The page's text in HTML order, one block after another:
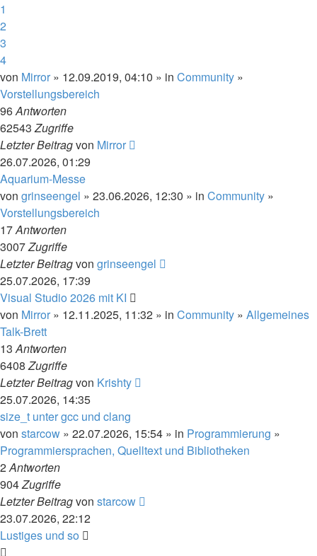
1
2
3
4
von Mirror » 12.09.2019, 04:10 » in Community »
Vorstellungsbereich
96Antworten
62543Zugriffe
Letzter Beitragvon Mirror
26.07.2026, 01:29
Aquarium-Messe
von grinseengel » 23.06.2026, 12:30 » in Community »
Vorstellungsbereich
17Antworten
3007Zugriffe
Letzter Beitragvon grinseengel
25.07.2026, 17:39
Visual Studio 2026 mit KI
von Mirror » 12.11.2025, 11:32 » in Community » Allgemeines
Talk-Brett
13Antworten
6408Zugriffe
Letzter Beitragvon Krishty
25.07.2026, 14:35
size_t unter gcc und clang
von starcow » 22.07.2026, 15:54 » in Programmierung »
Programmiersprachen, Quelltext und Bibliotheken
2Antworten
904Zugriffe
Letzter Beitragvon starcow
23.07.2026, 22:12
Lustiges und so